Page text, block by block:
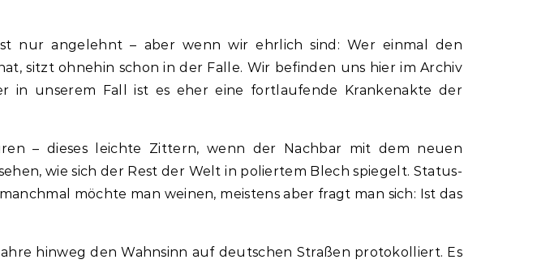
sitzt ohnehin schon in der Falle. Wir befinden uns hier im Archiv
in unserem Fall ist es eher eine fortlaufende Krankenakte der
– dieses leichte Zittern, wenn der Nachbar mit dem neuen
wie sich der Rest der Welt in poliertem Blech spiegelt. Status-
möchte man weinen, meistens aber fragt man sich: Ist das
hinweg den Wahnsinn auf deutschen Straßen protokolliert. Es